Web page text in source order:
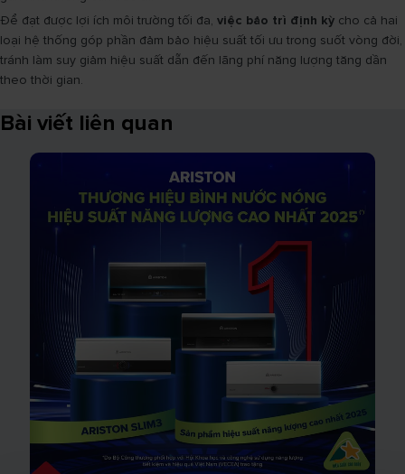
Để đạt được lợi ích môi trường tối đa, việc bảo trì định kỳ cho cả hai
loại hệ thống góp phần đảm bảo hiệu suất tối ưu trong suốt vòng đời,
tránh làm suy giảm hiệu suất dẫn đến lãng phí năng lượng tăng dần
theo thời gian.
Bài viết liên quan